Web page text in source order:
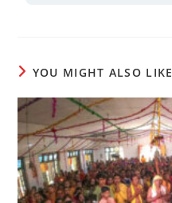
YOU MIGHT ALSO LIKE